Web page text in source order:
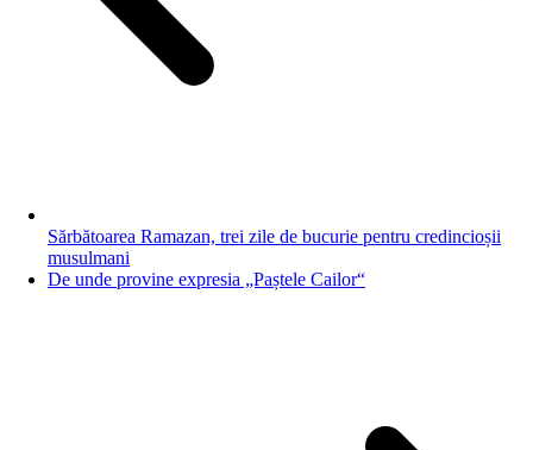
Sărbătoarea Ramazan, trei zile de bucurie pentru credincioșii
musulmani
De unde provine expresia „Paștele Cailor“